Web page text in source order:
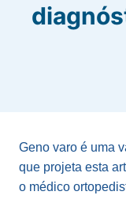
Geno varo é uma
que projeta esta
o médico